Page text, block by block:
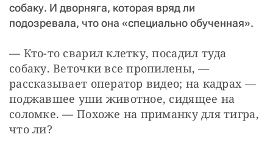
собаку. И дворняга, которая вряд ли
подозревала, что она «специально обученная».
— Кто-то сварил клетку, посадил туда
собаку. Веточки все пропилены, —
рассказывает оператор видео; на кадрах —
поджавшее уши животное, сидящее на
соломке. — Похоже на приманку для тигра,
что ли?